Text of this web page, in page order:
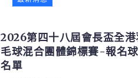
2026第四十八屆會長盃全港
毛球混合團體錦標賽-報名
名單